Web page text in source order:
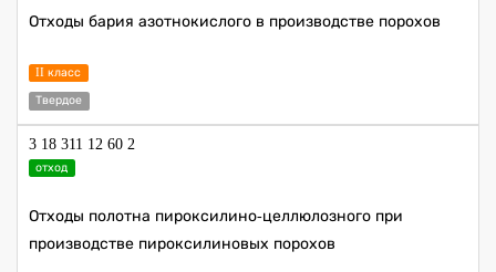
Отходы бария азотнокислого в производстве порохов
II класс
Твердое
3 18 311 12 60 2
отход
Отходы полотна пироксилино-целлюлозного при
производстве пироксилиновых порохов